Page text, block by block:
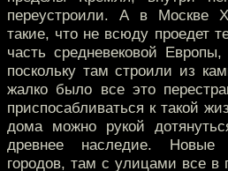
переустроили. А в Москве
такие, что не всюду проедет
часть средневековой
поскольку там строили из
жалко было все это
приспосабливаться к такой
дома можно рукой
древнее наследие. Новые
городов, там с улицами все в